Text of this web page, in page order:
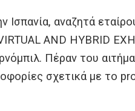
Ισπανία, αναζητά
AND HYBRID
Πέραν του
σχετικά με το